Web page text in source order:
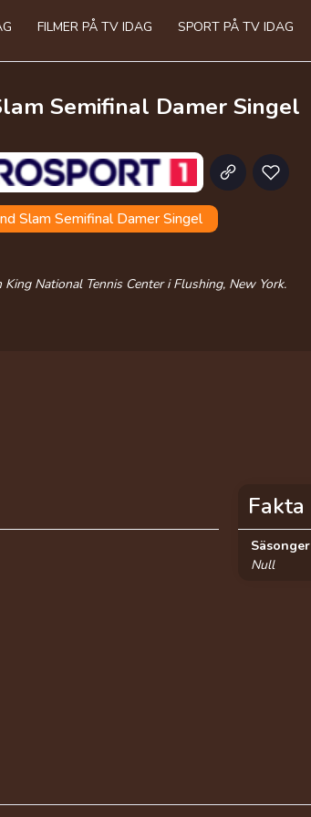
FILMER PÅ TV IDAG SPORT PÅ TV IDAG
Semifinal Damer Singel
Slam Semifinal Damer Singel
King National Tennis Center i Flushing, New York.
Fakta
Säsonger
Null